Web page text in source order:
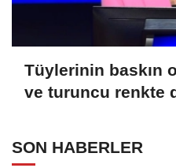
Tüylerinin baskın
ve turuncu renkte
adlandırılan
SON HABERLER